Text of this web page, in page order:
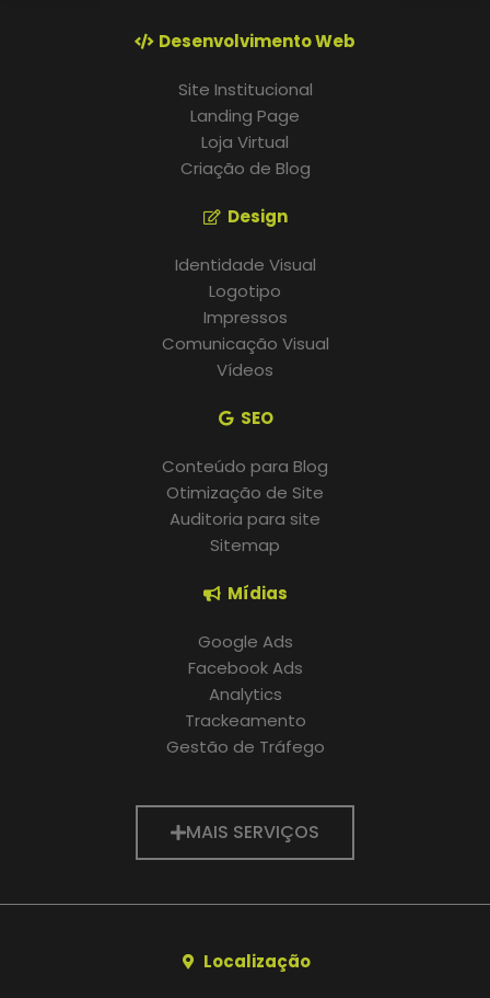
Desenvolvimento Web
Site Institucional
Landing Page
Loja Virtual
Criação de Blog
Design
Identidade Visual
Logotipo
Impressos
Comunicação Visual
Vídeos
SEO
Conteúdo para Blog
Otimização de Site
Auditoria para site
Sitemap
Mídias
Google Ads
Facebook Ads
Analytics
Trackeamento
Gestão de Tráfego
MAIS SERVIÇOS
Localização